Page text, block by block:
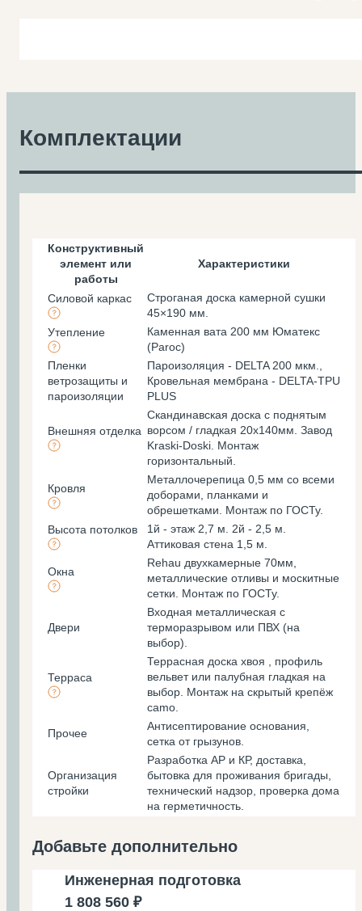
Комплектации
Конструктивный
элемент или
работы
Характеристики
Силовой каркас
Строганая доска камерной сушки
45×190 мм.
Утепление
Каменная вата 200 мм Юматекс
(Paroc)
Пленки
ветрозащиты и
пароизоляции
Пароизоляция - DELTA 200 мкм.,
Кровельная мембрана - DELTA-TPU
PLUS
Внешняя отделка
Скандинавская доска с поднятым
ворсом / гладкая 20х140мм. Завод
Kraski-Doski. Монтаж
горизонтальный.
Кровля
Металлочерепица 0,5 мм со всеми
доборами, планками и
обрешетками. Монтаж по ГОСТу.
Высота потолков
1й - этаж 2,7 м. 2й - 2,5 м.
Аттиковая стена 1,5 м.
Окна
Rehau двухкамерные 70мм,
металлические отливы и москитные
сетки. Монтаж по ГОСТу.
Двери
Входная металлическая с
терморазрывом или ПВХ (на
выбор).
Терраса
Террасная доска хвоя , профиль
вельвет или палубная гладкая на
выбор. Монтаж на скрытый крепёж
camo.
Прочее
Антисептирование основания,
cетка от грызунов.
Организация
стройки
Разработка АР и КР, доставка,
бытовка для проживания бригады,
технический надзор, проверка дома
на герметичность.
Добавьте дополнительно
Инженерная подготовка
1 808 560 ₽